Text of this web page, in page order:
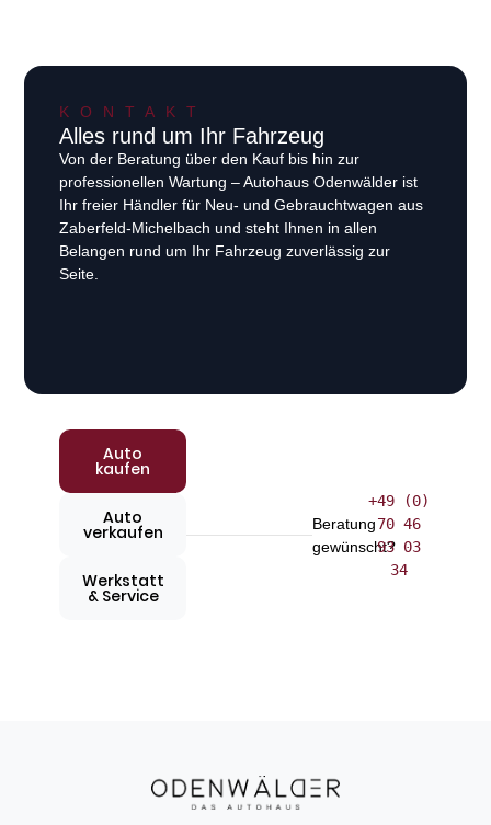
KONTAKT
Alles rund um Ihr Fahrzeug
Von der Beratung über den Kauf bis hin zur
professionellen Wartung – Autohaus Odenwälder ist
Ihr freier Händler für Neu- und Gebrauchtwagen aus
Zaberfeld-Michelbach und steht Ihnen in allen
Belangen rund um Ihr Fahrzeug zuverlässig zur
Seite.
Auto
kaufen
Auto
verkaufen
Werkstatt
& Service
Beratung
gewünscht?
+49 (0)
70 46
93 03
34